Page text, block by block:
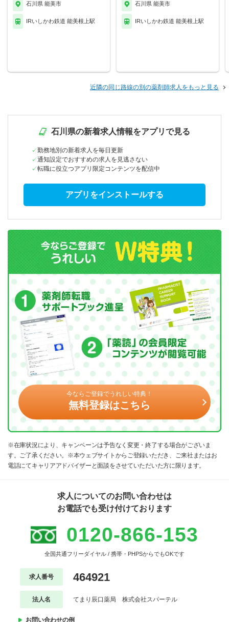
石川県 能美市
IRいしかわ鉄道 能美根上駅
石川県 能美市
IRいしかわ鉄道 能美根上駅
近隣の同じ路線の別の薬剤師求人をもっと見る
石川県の新着求人情報をアプリで見る
勤務地別の新着求人を毎日更新
通知設定でおすすめの求人を見逃さない
転職に役立つアプリ限定コンテンツを配信中
アプリをインストールする
今ならご登録でうれしい特典！
無料登録はこちら
※在庫状況により、キャンペーンは予告なく変更・終了する場合がございま
す。ご了承ください。※本ウェブサイトからご登録いただき、ご来社またはお
電話にてキャリアアドバイザーと面談をさせていただいた方に限ります。
求人についてのお問い合わせは
お電話でも受け付けております
0120-866-153
全国共通フリーダイヤル / 携帯・PHPSからでもOKです
求人番号 464921
法人名 てまり辰口薬局 株式会社スパーテル
お問い合わせの例